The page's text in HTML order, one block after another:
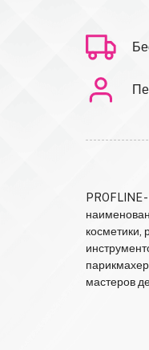
PROFLINE
косметики,
мастеров